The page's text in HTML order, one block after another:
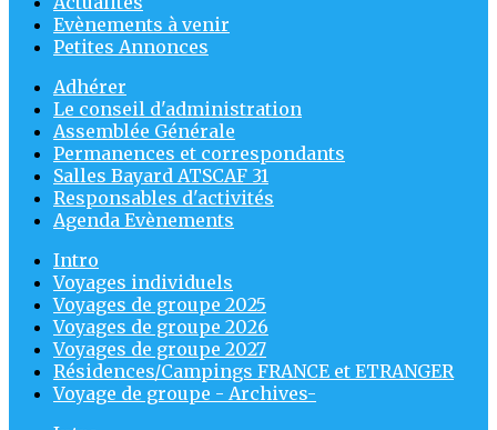
Evènements à venir
Petites Annonces
Adhérer
Le conseil d'administration
Assemblée Générale
Permanences et correspondants
Salles Bayard ATSCAF 31
Responsables d'activités
Agenda Evènements
Intro
Voyages individuels
Voyages de groupe 2025
Voyages de groupe 2026
Voyages de groupe 2027
Résidences/Campings FRANCE et ETRANGER
Voyage de groupe - Archives-